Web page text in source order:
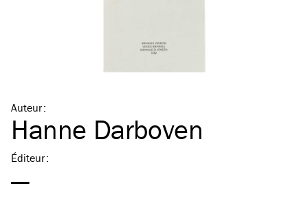
Auteur:
Hanne Darboven
Éditeur:
—